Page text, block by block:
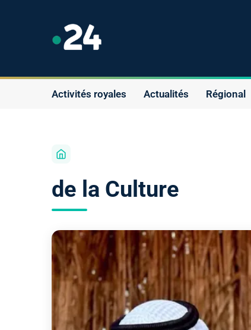
Activités royales Actualités Régional
de la Culture